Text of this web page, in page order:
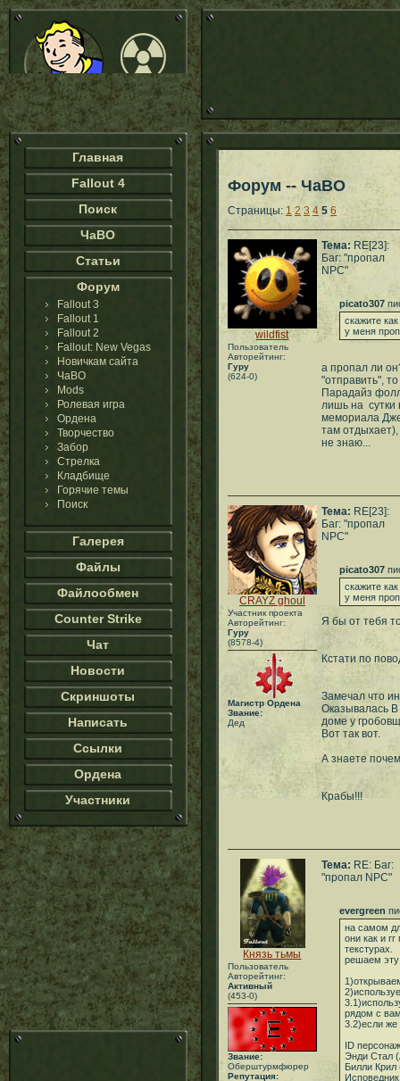
Главная
Fallout 4
Поиск
ЧаВО
Статьи
Форум
Fallout 3
Fallout 1
Fallout 2
Fallout: New Vegas
Новичкам сайта
ЧаВО
Mods
Ролевая игра
Ордена
Творчество
Забор
Стрелка
Кладбище
Горячие темы
Поиск
Галерея
Файлы
Файлообмен
Counter Strike
Чат
Новости
Скриншоты
Написать
Ссылки
Ордена
Участники
Форум -- ЧаВО
Страницы: 1 2 3 4 5 6
wildfist
Пользователь
Авторейтинг:
Гуру
(624-0)
Тема: RE[23]:
Баг: "пропал
NPC"
picato307
скажите
у меня
а пропал ли
"отправить",
Парадайз
лишь на сутки
мемориала
там
не знаю...
CRAYZ ghoul
Участник проекта
Авторейтинг:
Гуру
(8578-4)
Магистр Ордена
Звание:
Дед
Тема: RE[23]:
Баг: "пропал
NPC"
picato307
скажите
у меня
Я бы от тебя
Кстати по
Замечал что
Оказывалась В
доме у
Вот так вот.
А знаете
Крабы!!!
Князь тьмы
Пользователь
Авторейтинг:
Активный
(453-0)
Звание:
Оберштурмфюрер
Репутация:
Тема: RE: Баг:
"пропал NPC"
evergreen
на самом
они как и
текстурах.
решаем эту
рядом с
3.2)если же
ID
Энди Стал
Билли Крил